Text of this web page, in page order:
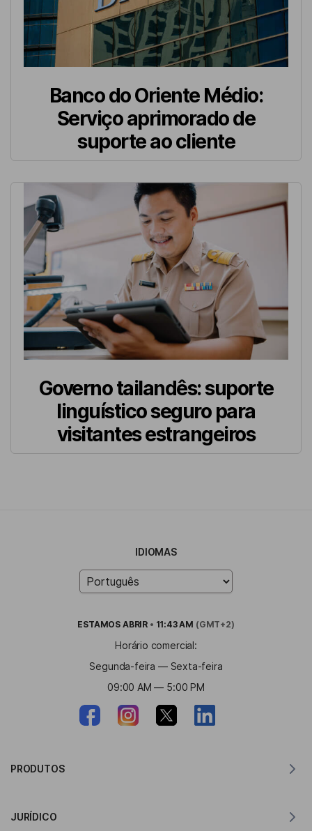
Banco do Oriente Médio:
Serviço aprimorado de
suporte ao cliente
Governo tailandês: suporte
linguístico seguro para
visitantes estrangeiros
IDIOMAS
ESTAMOS ABRIR • 11:43 AM (GMT+2)
Horário comercial:
Segunda-feira — Sexta-feira
09:00 AM — 5:00 PM
PRODUTOS
JURÍDICO